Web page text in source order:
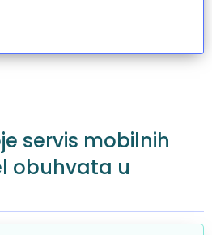
servis mobilnih
obuhvata u